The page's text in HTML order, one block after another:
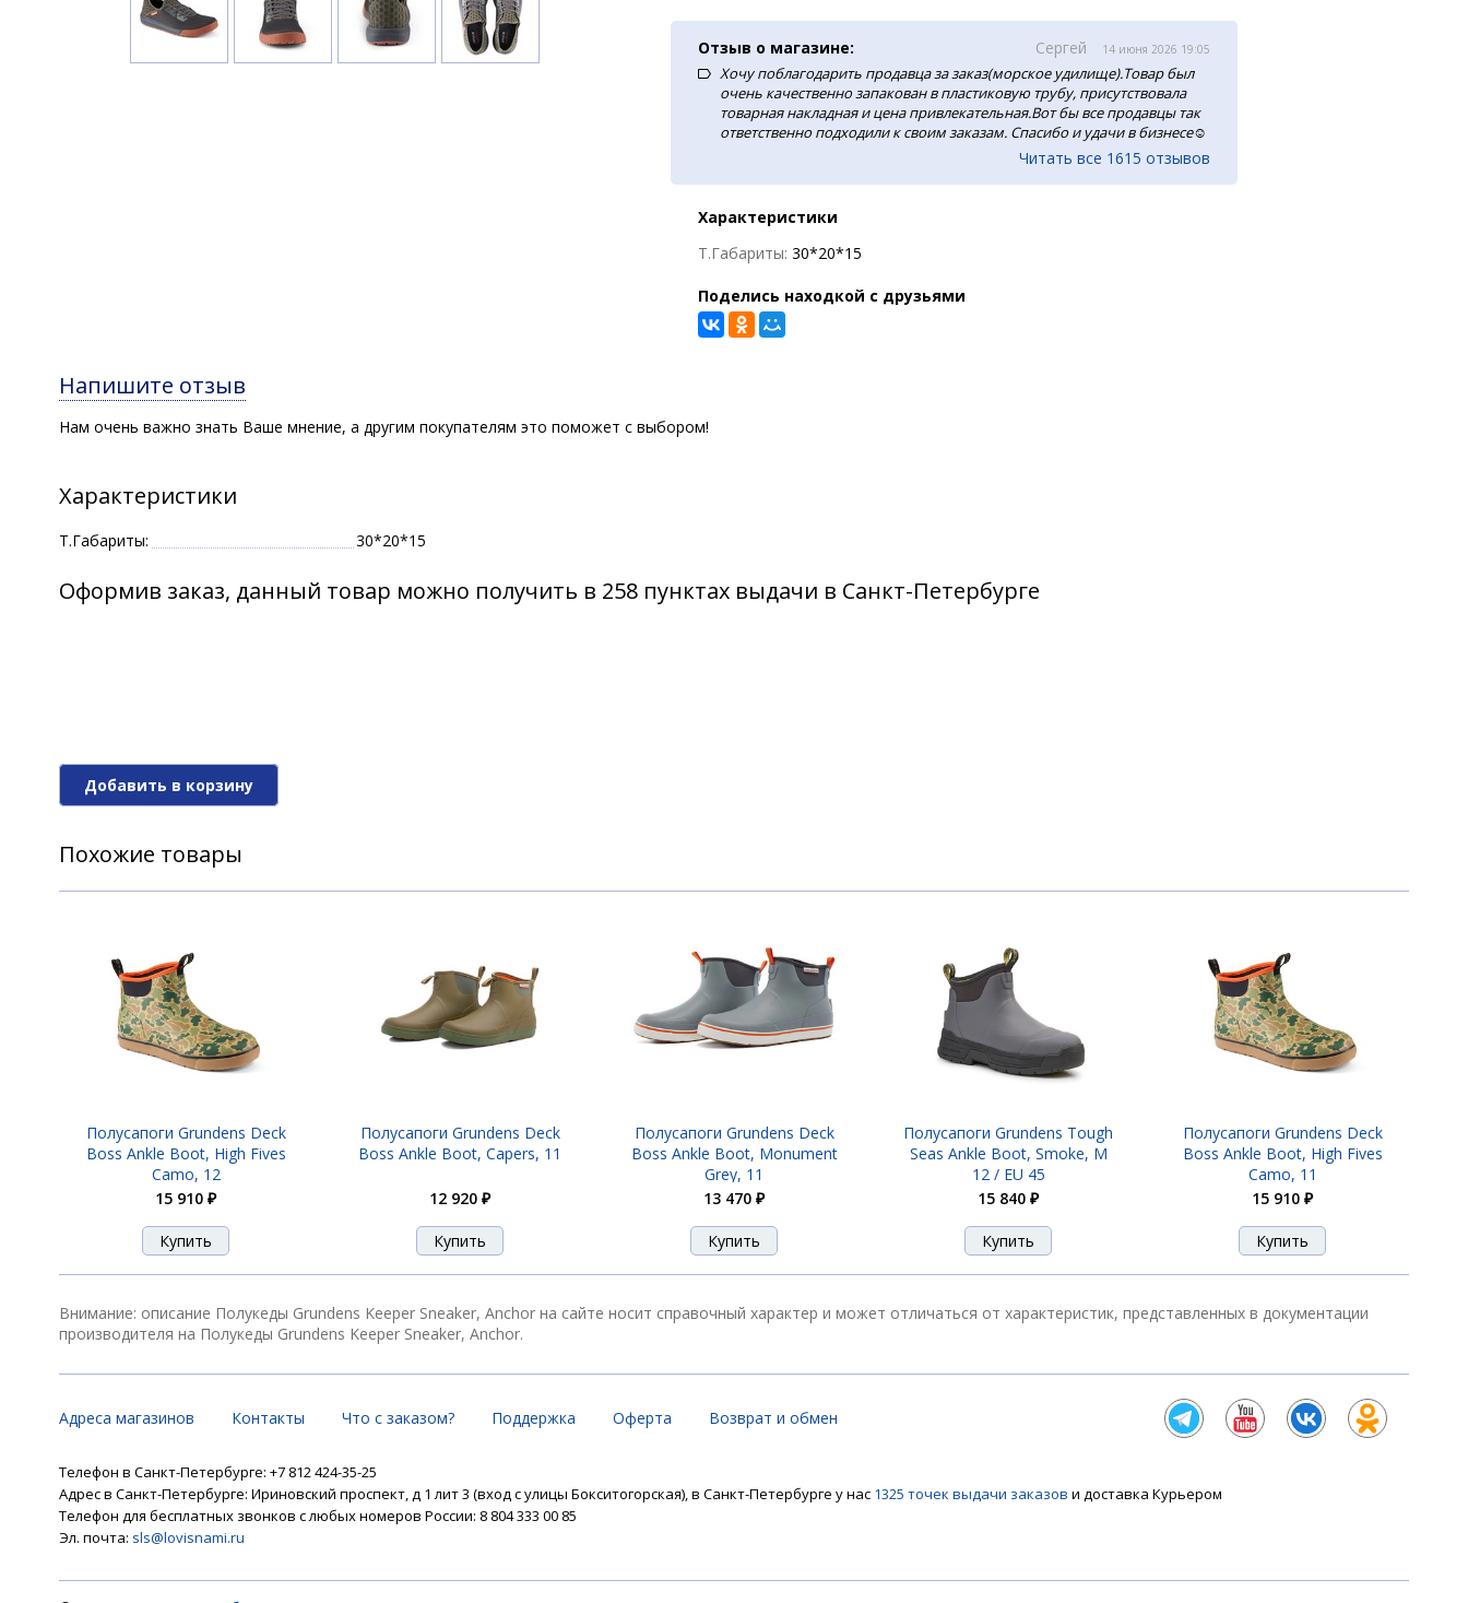
Отзыв о магазине: Сергей 14 июня 2026 19:05
Хочу поблагодарить продавца за заказ(морское удилище).Товар был
очень качественно запакован в пластиковую трубу, присутствовала
товарная накладная и цена привлекательная.Вот бы все продавцы так
ответственно подходили к своим заказам. Спасибо и удачи в бизнесе☺️
Читать все 1615 отзывов
Характеристики
Т.Габариты: 30*20*15
Поделись находкой с друзьями
Напишите отзыв
Нам очень важно знать Ваше мнение, а другим покупателям это поможет с выбором!
Характеристики
Т.Габариты: 30*20*15
Оформив заказ, данный товар можно получить в 258 пунктах выдачи в Санкт-Петербурге
Добавить в корзину
Похожие товары
Полусапоги Grundens Deck
Boss Ankle Boot, High Fives
Camo, 12
15 910 ₽
Полусапоги Grundens Deck
Boss Ankle Boot, Capers, 11
12 920 ₽
Полусапоги Grundens Deck
Boss Ankle Boot, Monument
Grey, 11
13 470 ₽
Полусапоги Grundens Tough
Seas Ankle Boot, Smoke, M
12 / EU 45
15 840 ₽
Полусапоги Grundens Deck
Boss Ankle Boot, High Fives
Camo, 11
15 910 ₽
Внимание: описание Полукеды Grundens Keeper Sneaker, Anchor на сайте носит справочный характер и может отличаться от характеристик, представленных в документации
производителя на Полукеды Grundens Keeper Sneaker, Anchor.
Адреса магазинов Контакты Что с заказом? Поддержка Оферта Возврат и обмен
Телефон в Санкт-Петербурге: +7 812 424-35-25
Адрес в Санкт-Петербурге: Ириновский проспект, д 1 лит 3 (вход с улицы Бокситогорская), в Санкт-Петербурге у нас 1325 точек выдачи заказов и доставка Курьером
Телефон для бесплатных звонков с любых номеров России: 8 804 333 00 85
Эл. почта: sls@lovisnami.ru